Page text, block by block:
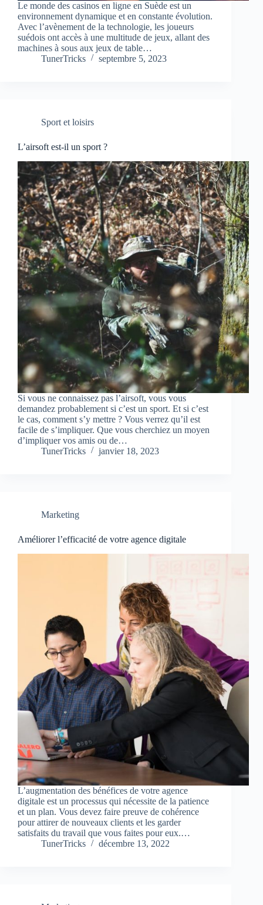
Le monde des casinos en ligne en Suède est un
environnement dynamique et en constante évolution.
Avec l’avènement de la technologie, les joueurs
suédois ont accès à une multitude de jeux, allant des
machines à sous aux jeux de table…
TunerTricks
septembre 5, 2023
Sport et loisirs
L’airsoft est-il un sport ?
Si vous ne connaissez pas l’airsoft, vous vous
demandez probablement si c’est un sport. Et si c’est
le cas, comment s’y mettre ? Vous verrez qu’il est
facile de s’impliquer. Que vous cherchiez un moyen
d’impliquer vos amis ou de…
TunerTricks
janvier 18, 2023
Marketing
Améliorer l’efficacité de votre agence digitale
L’augmentation des bénéfices de votre agence
digitale est un processus qui nécessite de la patience
et un plan. Vous devez faire preuve de cohérence
pour attirer de nouveaux clients et les garder
satisfaits du travail que vous faites pour eux.…
TunerTricks
décembre 13, 2022